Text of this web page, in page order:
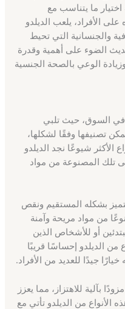
اختيار ما يتناسب مع
على الأفراد، يلعب الديلدو
والجنسانية التي تحيط
الضوء على أهمية وقدرة
الوعي بالصحة الجنسية
في السوق، حيث تلبي
تصنيفها وفقًا لشكلها،
الأكثر شيوعًا نجد الديلدو
تلك المصنوعة من مواد
بشكله المستقيم ونقص
من مواد مريحة وآمنة
أو للأشخاص الذين
الديلدو إحساسًا قريبًا
جيدًا للعديد من الأفراد.
بآلية للاهتزاز، مما يعزز
الأنواع من الديلدو تأتي مع